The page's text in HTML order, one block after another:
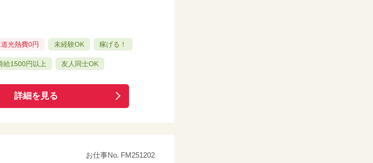
光熱費0円 未経験OK 稼げる！
給1500円以上 友人同士OK
詳細を見る
お仕事No. FM251202